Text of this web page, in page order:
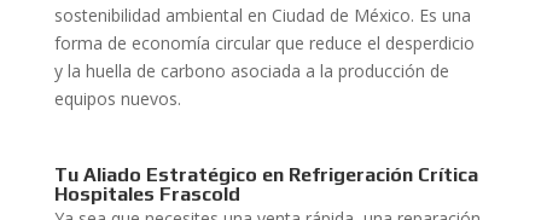
sostenibilidad ambiental en Ciudad de México. Es una
forma de economía circular que reduce el desperdicio
y la huella de carbono asociada a la producción de
equipos nuevos.
Tu Aliado Estratégico en Refrigeración Crítica
Hospitales Frascold